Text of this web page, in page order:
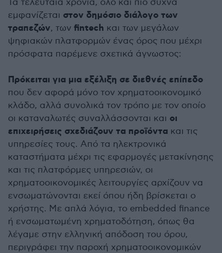
Τα τελευταία χρόνια, όλο και πιο συχνά
εμφανίζεται στον δημόσιο διάλογο των
τραπεζών, των fintech και των μεγάλων
ψηφιακών πλατφορμών ένας όρος που μέχρι
πρόσφατα παρέμενε σχετικά άγνωστος:
Πρόκειται για μια εξέλιξη σε διεθνές επίπεδο
που δεν αφορά μόνο τον χρηματοοικονομικό
κλάδο, αλλά συνολικά τον τρόπο με τον οποίο
οι καταναλωτές συναλλάσσονται και οι
επιχειρήσεις σχεδιάζουν τα προϊόντα και τις
υπηρεσίες τους. Από τα ηλεκτρονικά
καταστήματα μέχρι τις εφαρμογές μετακίνησης
και τις πλατφόρμες υπηρεσιών, οι
χρηματοοικονομικές λειτουργίες αρχίζουν να
ενσωματώνονται εκεί όπου ήδη βρίσκεται ο
χρήστης. Με απλά λόγια, το embedded finance
ή ενσωματωμένη χρηματοδότηση, όπως θα
λέγαμε στην ελληνική απόδοση του όρου,
περιγράφει την παροχή χρηματοοικονομικών